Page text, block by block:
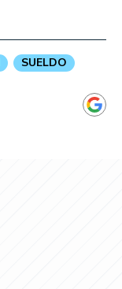
SUELDO